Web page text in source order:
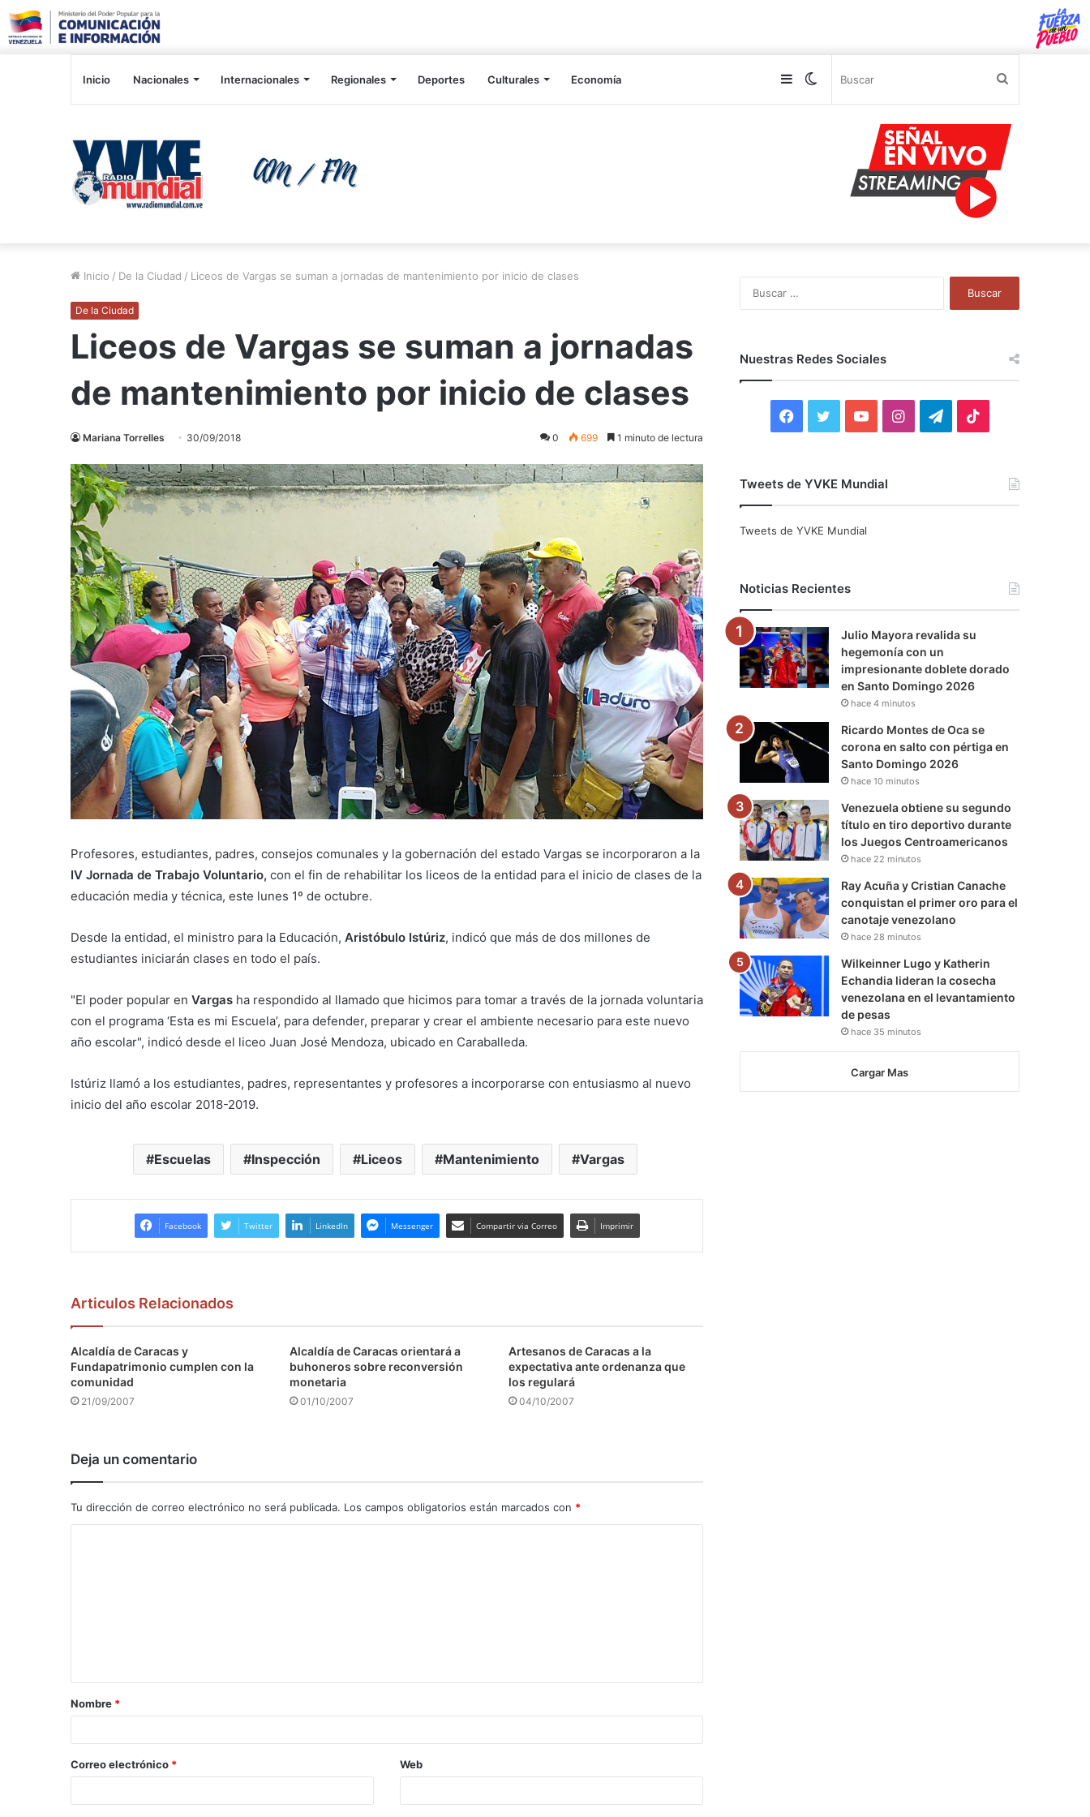
Inicio Nacionales Internacionales Regionales Deportes Culturales Economía Switch
Sidebar
Inicio / De la Ciudad / Liceos de Vargas se suman a jornadas de mantenimiento por inicio de clases
De la Ciudad
Liceos de Vargas se suman a jornadas
de mantenimiento por inicio de clases
Mariana Torrelles 30/09/2018 0 699 1 minuto de lectura
Profesores, estudiantes, padres, consejos comunales y la gobernación del estado Vargas se incorporaron a la
IV Jornada de Trabajo Voluntario, con el fin de rehabilitar los liceos de la entidad para el inicio de clases de la
educación media y técnica, este lunes 1º de octubre.
Desde la entidad, el ministro para la Educación, Aristóbulo Istúriz, indicó que más de dos millones de
estudiantes iniciarán clases en todo el país.
"El poder popular en Vargas ha respondido al llamado que hicimos para tomar a través de la jornada voluntaria
con el programa ‘Esta es mi Escuela’, para defender, preparar y crear el ambiente necesario para este nuevo
año escolar", indicó desde el liceo Juan José Mendoza, ubicado en Caraballeda.
Istúriz llamó a los estudiantes, padres, representantes y profesores a incorporarse con entusiasmo al nuevo
inicio del año escolar 2018-2019.
Escuelas Inspección Liceos Mantenimiento Vargas
Facebook Twitter LinkedIn Messenger Compartir via Correo Imprimir
Articulos Relacionados
Alcaldía de Caracas y
Fundapatrimonio cumplen con la
comunidad
21/09/2007
Alcaldía de Caracas orientará a
buhoneros sobre reconversión
monetaria
01/10/2007
Artesanos de Caracas a la
expectativa ante ordenanza que
los regulará
04/10/2007
Deja un comentario
Tu dirección de correo electrónico no será publicada. Los campos obligatorios están marcados con *
a
r
*
Nombre *
Correo electrónico * Web
Nuestras Redes Sociales
F
c
o
k
i
r
Y
u
e
I
r
a
m
T
a
m
Tweets de YVKE Mundial
Tweets de YVKE Mundial
Noticias Recientes
Julio Mayora revalida su
hegemonía con un
impresionante doblete dorado
en Santo Domingo 2026
hace 4 minutos
Ricardo Montes de Oca se
corona en salto con pértiga en
Santo Domingo 2026
hace 10 minutos
Venezuela obtiene su segundo
título en tiro deportivo durante
los Juegos Centroamericanos
hace 22 minutos
Ray Acuña y Cristian Canache
conquistan el primer oro para el
canotaje venezolano
hace 28 minutos
Wilkeinner Lugo y Katherin
Echandia lideran la cosecha
venezolana en el levantamiento
de pesas
hace 35 minutos
Cargar Mas